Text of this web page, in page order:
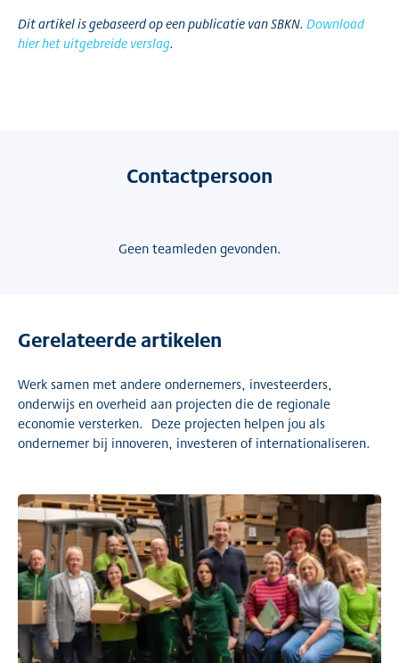
Dit artikel is gebaseerd op een publicatie van SBKN.Download
hier het uitgebreide verslag.
Contactpersoon
Geen teamleden gevonden.
Gerelateerde artikelen
Werk samen met andere ondernemers, investeerders,
onderwijs en overheid aan projecten die de regionale
economie versterken. Deze projecten helpen jou als
ondernemer bij innoveren, investeren of internationaliseren.